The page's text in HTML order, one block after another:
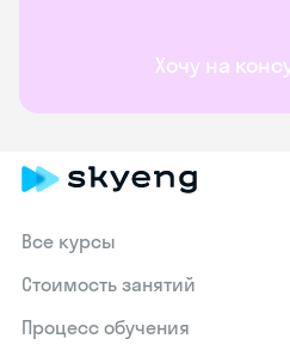
Хочу на
Все курсы
Стоимость занятий
Процесс обучения